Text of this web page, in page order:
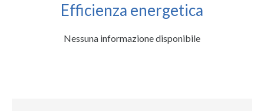
Efficienza energetica
Nessuna informazione disponibile